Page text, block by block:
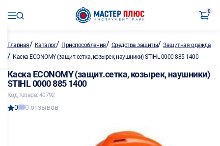
0
Главная/ Каталог/ Приспособления/ Средства защиты/Защитная одежда
/ Каска ECONOMY (защит.сетка, козырек, наушники) STIHL 0000 885 1400
Каска ECONOMY (защит.сетка, козырек, наушники)
STIHL 0000 885 1400
Код товара: 40792
0 0 отзывов